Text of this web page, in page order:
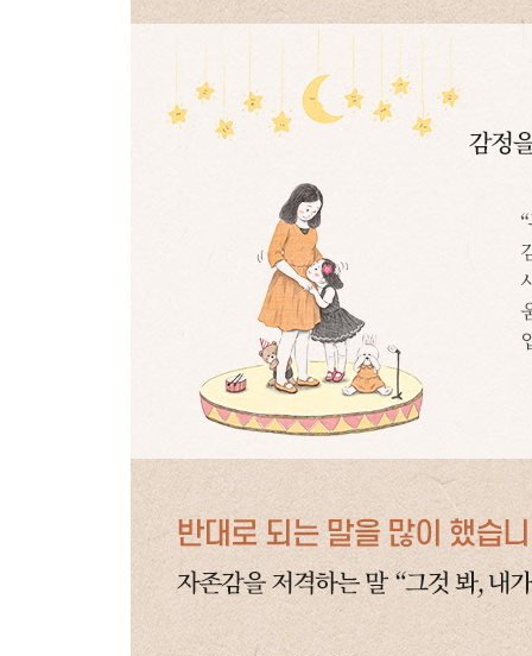
“엄마 혼자 간다”
삶을 무서워하게 만드는 말
“이러면 인생 망친다”
경고는 하되 해결할 수 있다는 믿음을 주세요
아이의 외모 고민을 악화시켰습니다
자녀 외모를 악평하면 실례입니다
가치관을 왜곡하는 말
“우리 딸이 제일 예뻐!”
매력에는 외모 외적인 것들도 있음을 알려주세요